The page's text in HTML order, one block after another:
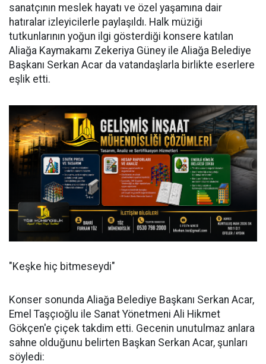
sanatçının meslek hayatı ve özel yaşamına dair
hatıralar izleyicilerle paylaşıldı. Halk müziği
tutkunlarının yoğun ilgi gösterdiği konsere katılan
Aliağa Kaymakamı Zekeriya Güney ile Aliağa Belediye
Başkanı Serkan Acar da vatandaşlarla birlikte eserlere
eşlik etti.
"Keşke hiç bitmeseydi"
Konser sonunda Aliağa Belediye Başkanı Serkan Acar,
Emel Taşçıoğlu ile Sanat Yönetmeni Ali Hikmet
Gökçen'e çiçek takdim etti. Gecenin unutulmaz anlara
sahne olduğunu belirten Başkan Serkan Acar, şunları
söyledi: